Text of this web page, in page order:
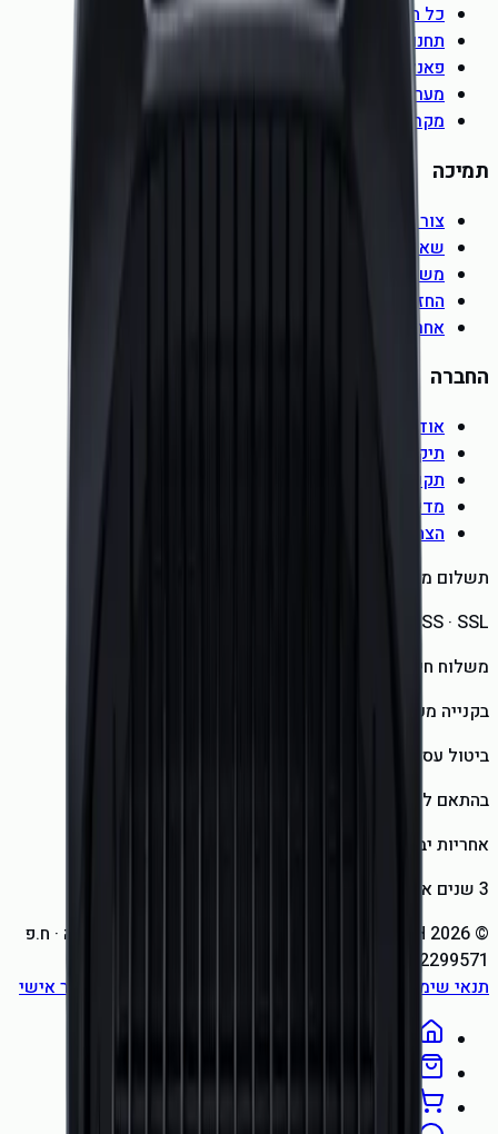
כל המוצרים
תחנות כוח ניידות
פאנלים סולאריים
מערכות אגירה ביתיות
מקררים ניידים
תמיכה
צור קשר
שאלות נפוצות
משלוחים
החזרות והחלפות
אחריות
החברה
אודות
תיק עבודות
תקנון
מדיניות פרטיות
הצהרת נגישות
תשלום מאובטח
PCI-DSS · SSL מוצפן
משלוח חינם
בקנייה מעל ₪1,500
ביטול עסקה תוך 14 יום
בהתאם לחוק הגנת הצרכן
אחריות יבואן
3 שנים או לפי היבואן
©
2026 ECOTECH (אקוטק), שיווק וייעוץ פתרונות אנרגיה
· ח.פ
312299571
תנאי שימוש
אזור אישי